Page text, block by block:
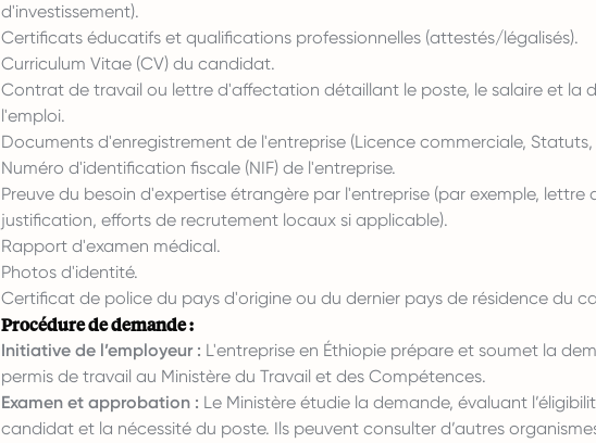
d'investissement).
Certificats éducatifs et qualifications professionnelles (attestés/légalisés).
Curriculum Vitae (CV) du candidat.
Contrat de travail ou lettre d'affectation détaillant le poste, le salaire et la
l'emploi.
Documents d'enregistrement de l'entreprise (Licence commerciale, Statuts,
Numéro d'identification fiscale (NIF) de l'entreprise.
Preuve du besoin d'expertise étrangère par l'entreprise (par exemple, lettre
justification, efforts de recrutement locaux si applicable).
Rapport d'examen médical.
Photos d'identité.
Certificat de police du pays d'origine ou du dernier pays de résidence du
Procédure de demande :
Initiative de l’employeur : L'entreprise en Éthiopie prépare et soumet la
permis de travail au Ministère du Travail et des Compétences.
Examen et approbation : Le Ministère étudie la demande, évaluant
candidat et la nécessité du poste. Ils peuvent consulter d’autres